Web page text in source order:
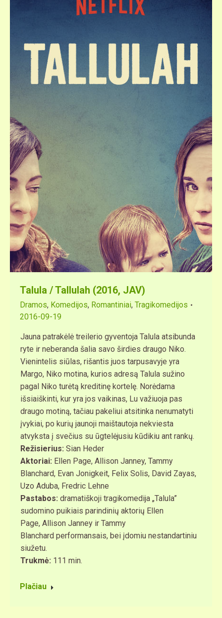
Таlula / Tallulah (2016, JAV)
Dramos, Komedijos, Romantiniai, Tragikomedijos
2016-09-19
Jauna patrakėlė treilerio gyventoja Talula atsibunda
ryte ir neberanda šalia savo širdies draugo Niko.
Vienintelis siūlas, rišantis juos tarpusavyje yra
Margo, Niko motina, kurios adresą Talula sužino
pagal Niko turėtą kreditinę kortelę. Norėdama
išsiaiškinti, kur yra jos vaikinas, Lu važiuoja pas
draugo motiną, tačiau pakeliui atsitinka nenumatyti
įvykiai, po kurių jaunoji maištautoja nekviesta
atvyksta į svečius su ūgtelėjusiu kūdikiu ant rankų.
Režisierius: Sian Heder
Aktoriai: Ellen Page, Allison Janney, Tammy
Blanchard, Evan Jonigkeit, Felix Solis, David Zayas,
Uzo Aduba, Fredric Lehne
Pastabos: dramatiškoji tragikomedija „Talula”
sudomino puikiais parindinių aktorių Ellen
Page, Allison Janney ir Tammy
Blanchard performansais, bei įdomiu nestandartiniu
siužetu.
​Trukmė: 111 min.
Plačiau